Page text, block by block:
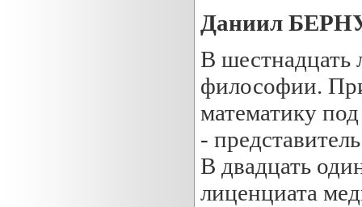
Даниил
В шестнадцать
философии.
математику
-
В двадцать
лиценциата